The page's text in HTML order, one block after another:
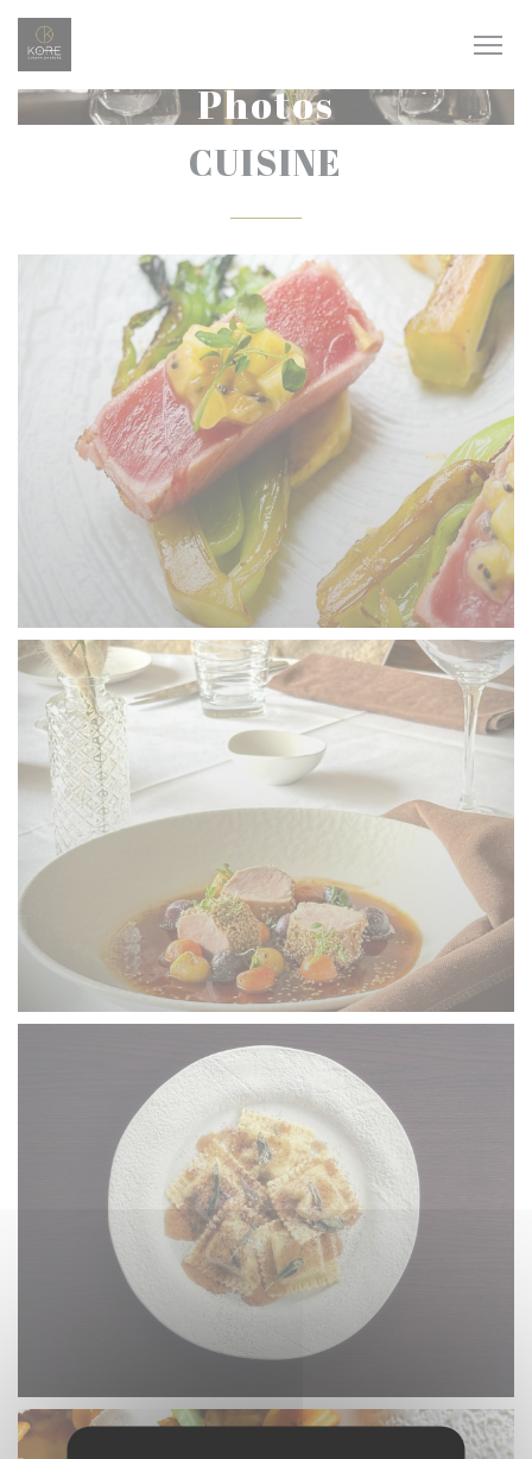
Personnalisation de vos choix en matière de cookies
Photos
CUISINE